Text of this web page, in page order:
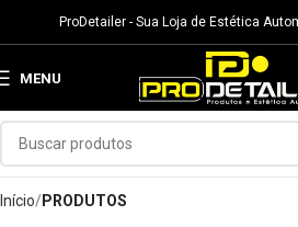
ProDetailer - Sua Loja de Estética
MENU
Início PRODUTOS